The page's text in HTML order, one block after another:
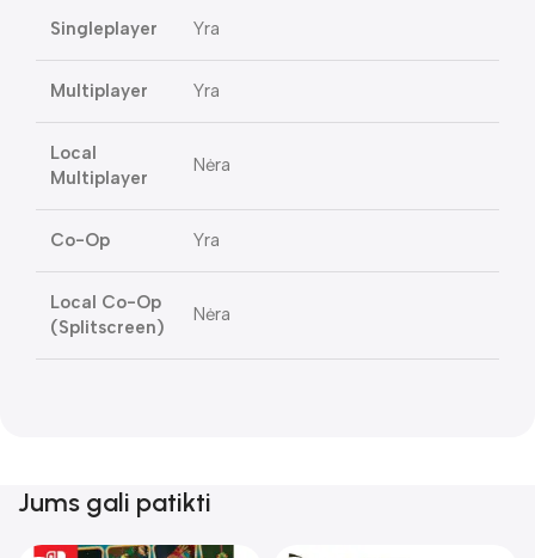
Singleplayer Yra
Multiplayer Yra
Local
Multiplayer
Nėra
Co-Op Yra
Local Co-Op
(Splitscreen)
Nėra
Jums gali patikti